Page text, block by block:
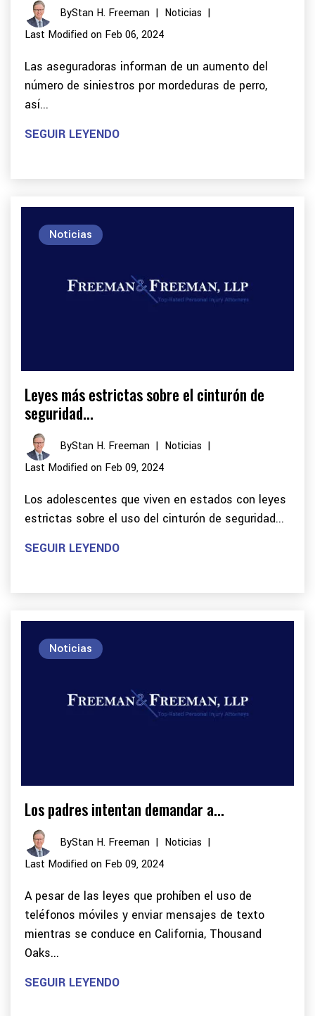
ByStan H. Freeman | Noticias |
Last Modified on Feb 06, 2024
Las aseguradoras informan de un aumento del
número de siniestros por mordeduras de perro,
así...
SEGUIR LEYENDO
Leyes más estrictas sobre el cinturón de
seguridad...
ByStan H. Freeman | Noticias |
Last Modified on Feb 09, 2024
Los adolescentes que viven en estados con leyes
estrictas sobre el uso del cinturón de seguridad...
Noticias
SEGUIR LEYENDO
Los padres intentan demandar a...
ByStan H. Freeman | Noticias |
Last Modified on Feb 09, 2024
A pesar de las leyes que prohíben el uso de
teléfonos móviles y enviar mensajes de texto
mientras se conduce en California, Thousand
Oaks...
Noticias
SEGUIR LEYENDO